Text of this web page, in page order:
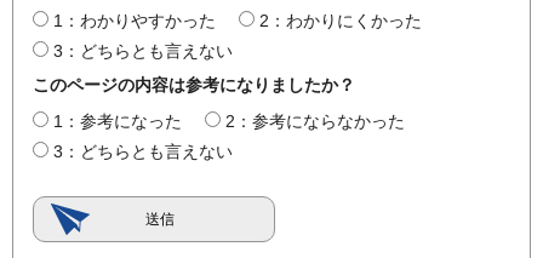
1：わかりやすかった
2：わかりにくかった
3：どちらとも言えない
このページの内容は参考になりましたか？
1：参考になった
2：参考にならなかった
3：どちらとも言えない